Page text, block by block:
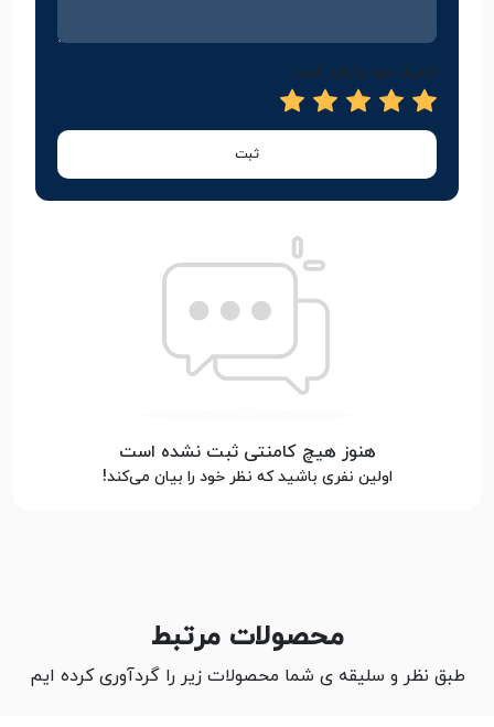
امتیاز خود را وارد کنید
ثبت
هنوز هیچ کامنتی ثبت نشده است
اولین نفری باشید که نظر خود را بیان می‌کند!
محصولات مرتبط
طبق نظر و سلیقه ی شما محصولات زیر را گردآوری کرده ایم